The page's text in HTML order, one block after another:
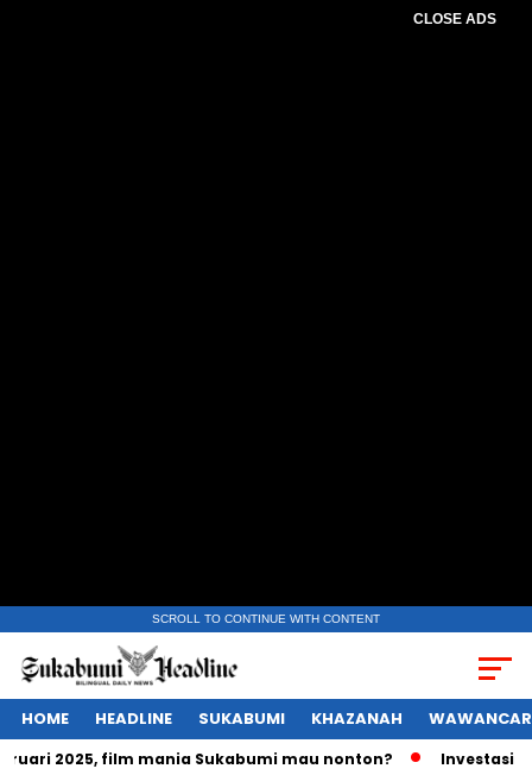
CLOSE ADS
SCROLL TO CONTINUE WITH CONTENT
HOME HEADLINE SUKABUMI KHAZANAH
film mania Sukabumi mau nonton? Investasi